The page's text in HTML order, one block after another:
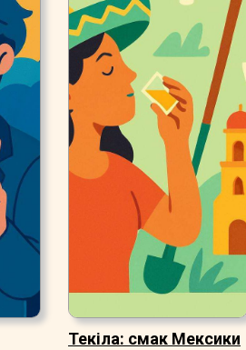
Текіла: смак Мексики